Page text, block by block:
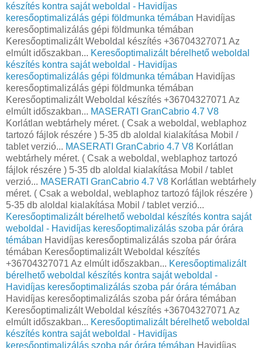
készítés kontra saját weboldal - Havidíjas
keresőoptimalizálás gépi földmunka témában Havidíjas
keresőoptimalizálás gépi földmunka témában
Keresőoptimalizált Weboldal készítés +36704327071 Az
elmúlt időszakban... Keresőoptimalizált bérelhető weboldal
készítés kontra saját weboldal - Havidíjas
keresőoptimalizálás gépi földmunka témában Havidíjas
keresőoptimalizálás gépi földmunka témában
Keresőoptimalizált Weboldal készítés +36704327071 Az
elmúlt időszakban... MASERATI GranCabrio 4.7 V8
Korlátlan webtárhely méret. ( Csak a weboldal, weblaphoz
tartozó fájlok részére ) 5-35 db aloldal kialakítása Mobil /
tablet verzió... MASERATI GranCabrio 4.7 V8 Korlátlan
webtárhely méret. ( Csak a weboldal, weblaphoz tartozó
fájlok részére ) 5-35 db aloldal kialakítása Mobil / tablet
verzió... MASERATI GranCabrio 4.7 V8 Korlátlan webtárhely
méret. ( Csak a weboldal, weblaphoz tartozó fájlok részére )
5-35 db aloldal kialakítása Mobil / tablet verzió...
Keresőoptimalizált bérelhető weboldal készítés kontra saját
weboldal - Havidíjas keresőoptimalizálás szoba pár órára
témában Havidíjas keresőoptimalizálás szoba pár órára
témában Keresőoptimalizált Weboldal készítés
+36704327071 Az elmúlt időszakban... Keresőoptimalizált
bérelhető weboldal készítés kontra saját weboldal -
Havidíjas keresőoptimalizálás szoba pár órára témában
Havidíjas keresőoptimalizálás szoba pár órára témában
Keresőoptimalizált Weboldal készítés +36704327071 Az
elmúlt időszakban... Keresőoptimalizált bérelhető weboldal
készítés kontra saját weboldal - Havidíjas
keresőoptimalizálás szoba pár órára témában Havidíjas